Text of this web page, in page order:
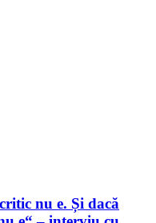
nu e. Și dacă